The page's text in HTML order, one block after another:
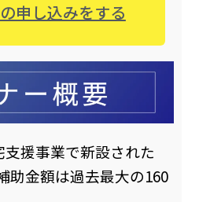
申し込みをする
援事業で新設された
補助金額は過去最大の160